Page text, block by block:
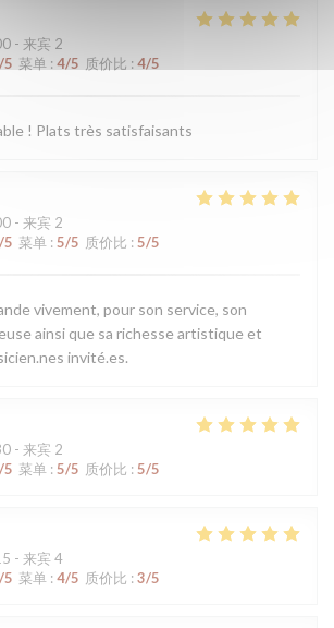
- 来宾 2
/5 菜单 : 4/5 质价比 : 4/5
! Plats très satisfaisants
- 来宾 2
/5 菜单 : 5/5 质价比 : 5/5
vivement, pour son service, son
ainsi que sa richesse artistique et
invité.es.
- 来宾 2
/5 菜单 : 5/5 质价比 : 5/5
- 来宾 4
/5 菜单 : 4/5 质价比 : 3/5